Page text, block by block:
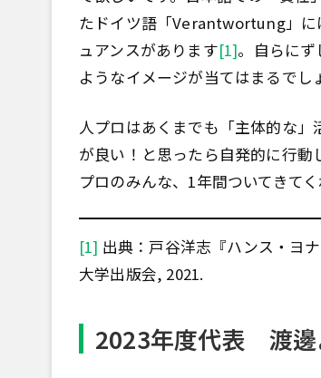
たドイツ語「Verantwortung」に
ュアンスがあります[1]。自らに
ようなイメージが当てはまるでし
人プロはあくまでも「主体的な
が良い！と思ったら自発的に行
プロのみんな、1年間ついてきて
[1] 出典：戸谷洋志『ハンス・ヨ
大学出版会, 2021.
2023年度代表 渡邊